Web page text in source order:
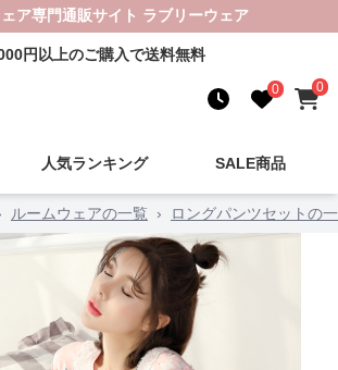
ア専門通販サイト ラブリーウェア
円以上のご購入で送料無料
0 0
人気ランキング SALE商品
ルームウェアの一覧 › ロングパンツセットの